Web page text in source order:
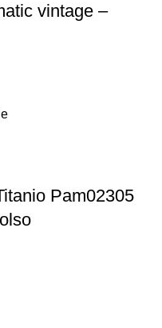
vintage –
Pam02305